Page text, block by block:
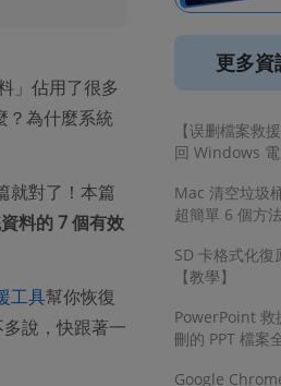
」佔用了很多
？為什麼系統
就對了！本篇
料的 7 個有效
工具幫你恢復
說，快跟著一
更多資
【误删檔案救
回 Windows
Mac 清空垃圾
超簡單 6 個方法
SD 卡格式化
【教學】
PowerPoint 救
刪的 PPT 檔案
Google